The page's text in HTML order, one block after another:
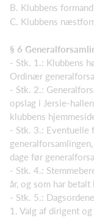
B. Klubbens
C. Klubbens
§ 6
- Stk. 1.: Klubbens
Ordinær
- Stk. 2.:
opslag i Jersie-
klubbens
- Stk. 3.: Eventuelle
dage før
- Stk. 4.:
år, og som har
- Stk. 5.:
1. Valg af dirigent